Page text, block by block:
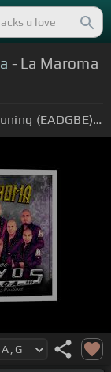
- La Maroma
Standard Tuning (EADGBE)